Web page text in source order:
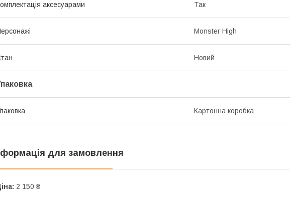
аксесуарами Так
Monster High
Новий
Картонна коробка
для замовлення
2 150 ₴